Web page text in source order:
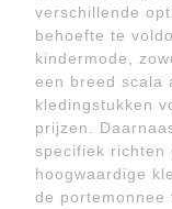
verschillende
behoefte te
kindermode,
een breed scala
kledingstukken
prijzen.
specifiek richten
hoogwaardige
de portemonnee